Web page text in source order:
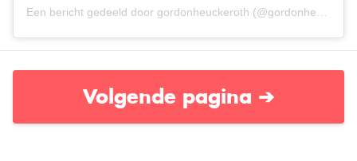
Volgende pagina ➔